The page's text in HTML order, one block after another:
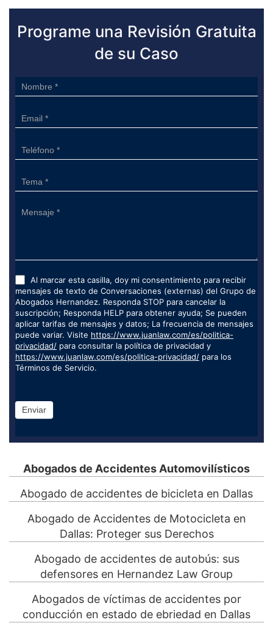
Programe una Revisión Gratuita
de su Caso
Sidebar
Form
Al marcar esta casilla, doy mi consentimiento para recibir
mensajes de texto de Conversaciones (externas) del Grupo de
Abogados Hernandez. Responda STOP para cancelar la
suscripción; Responda HELP para obtener ayuda; Se pueden
aplicar tarifas de mensajes y datos; La frecuencia de mensajes
puede variar. Visite https://www.juanlaw.com/es/politica-
privacidad/ para consultar la política de privacidad y
https://www.juanlaw.com/es/politica-privacidad/ para los
Términos de Servicio.
Enviar
Abogados de Accidentes Automovilísticos
Abogado de accidentes de bicicleta en Dallas
Abogado de Accidentes de Motocicleta en
Dallas: Proteger sus Derechos
Abogado de accidentes de autobús: sus
defensores en Hernandez Law Group
Abogados de víctimas de accidentes por
conducción en estado de ebriedad en Dallas